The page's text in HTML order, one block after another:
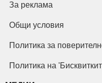
За реклама
Общи условия
Политика за
Политика на